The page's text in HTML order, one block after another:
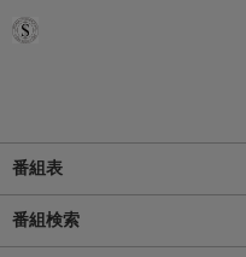
番組表
番組検索